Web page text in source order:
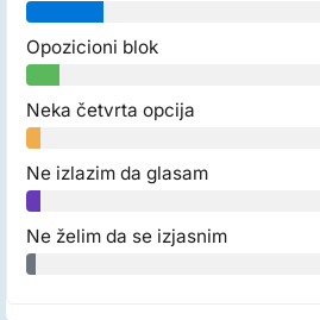
Opozicioni blok
Neka četvrta opcija
Ne izlazim da glasam
Ne želim da se izjasnim